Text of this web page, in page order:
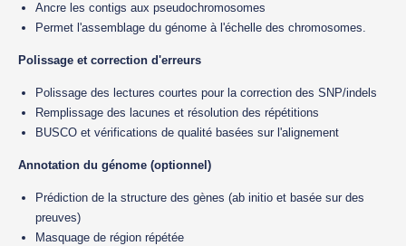
Ancre les contigs aux pseudochromosomes
Permet l'assemblage du génome à l'échelle des chromosomes.
Polissage et correction d'erreurs
Polissage des lectures courtes pour la correction des SNP/indels
Remplissage des lacunes et résolution des répétitions
BUSCO et vérifications de qualité basées sur l'alignement
Annotation du génome (optionnel)
Prédiction de la structure des gènes (ab initio et basée sur des
preuves)
Masquage de région répétée